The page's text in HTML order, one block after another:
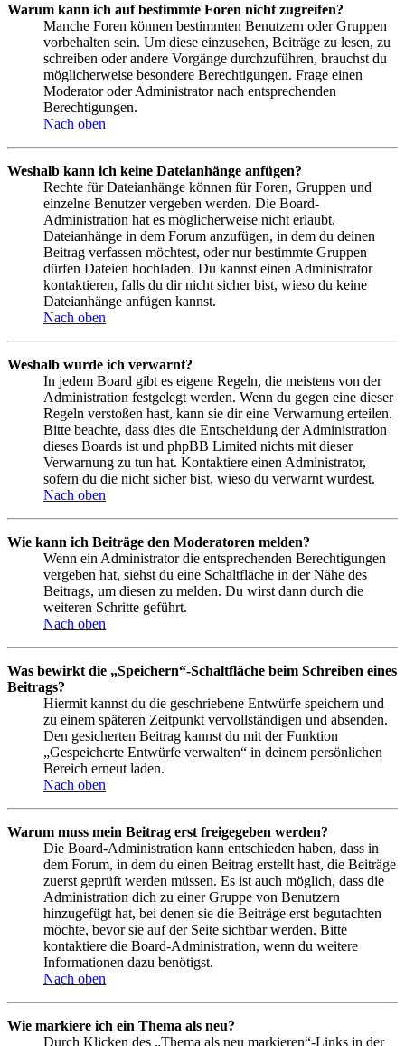
Warum kann ich auf bestimmte Foren nicht zugreifen?
Manche Foren können bestimmten Benutzern oder Gruppen
vorbehalten sein. Um diese einzusehen, Beiträge zu lesen, zu
schreiben oder andere Vorgänge durchzuführen, brauchst du
möglicherweise besondere Berechtigungen. Frage einen
Moderator oder Administrator nach entsprechenden
Berechtigungen.
Nach oben
Weshalb kann ich keine Dateianhänge anfügen?
Rechte für Dateianhänge können für Foren, Gruppen und
einzelne Benutzer vergeben werden. Die Board-
Administration hat es möglicherweise nicht erlaubt,
Dateianhänge in dem Forum anzufügen, in dem du deinen
Beitrag verfassen möchtest, oder nur bestimmte Gruppen
dürfen Dateien hochladen. Du kannst einen Administrator
kontaktieren, falls du dir nicht sicher bist, wieso du keine
Dateianhänge anfügen kannst.
Nach oben
Weshalb wurde ich verwarnt?
In jedem Board gibt es eigene Regeln, die meistens von der
Administration festgelegt werden. Wenn du gegen eine dieser
Regeln verstoßen hast, kann sie dir eine Verwarnung erteilen.
Bitte beachte, dass dies die Entscheidung der Administration
dieses Boards ist und phpBB Limited nichts mit dieser
Verwarnung zu tun hat. Kontaktiere einen Administrator,
sofern du die nicht sicher bist, wieso du verwarnt wurdest.
Nach oben
Wie kann ich Beiträge den Moderatoren melden?
Wenn ein Administrator die entsprechenden Berechtigungen
vergeben hat, siehst du eine Schaltfläche in der Nähe des
Beitrags, um diesen zu melden. Du wirst dann durch die
weiteren Schritte geführt.
Nach oben
Was bewirkt die „Speichern“-Schaltfläche beim Schreiben eines
Beitrags?
Hiermit kannst du die geschriebene Entwürfe speichern und
zu einem späteren Zeitpunkt vervollständigen und absenden.
Den gesicherten Beitrag kannst du mit der Funktion
„Gespeicherte Entwürfe verwalten“ in deinem persönlichen
Bereich erneut laden.
Nach oben
Warum muss mein Beitrag erst freigegeben werden?
Die Board-Administration kann entschieden haben, dass in
dem Forum, in dem du einen Beitrag erstellt hast, die Beiträge
zuerst geprüft werden müssen. Es ist auch möglich, dass die
Administration dich zu einer Gruppe von Benutzern
hinzugefügt hat, bei denen sie die Beiträge erst begutachten
möchte, bevor sie auf der Seite sichtbar werden. Bitte
kontaktiere die Board-Administration, wenn du weitere
Informationen dazu benötigst.
Nach oben
Wie markiere ich ein Thema als neu?
Durch Klicken des „Thema als neu markieren“-Links in der